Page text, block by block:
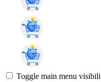
Toggle main menu